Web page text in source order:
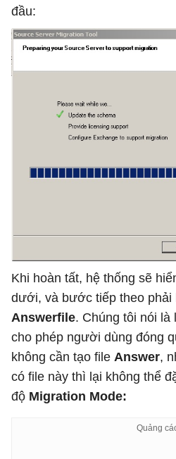
đầu:
Khi hoàn tất, hệ thống sẽ
dưới, và bước tiếp theo phải
Answerfile. Chúng tôi nói là
cho phép người dùng đóng
không cần tạo file Answer,
có file này thì lại không thể
độ Migration Mode: